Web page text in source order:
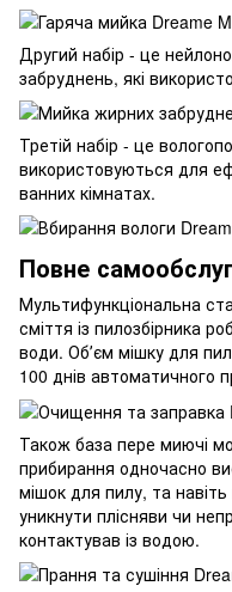
Другий набір - це
забруднень, які
Третій набір - це
використовуються для
ванних кімнатах.
Повне
Мультифункціональна
сміття із пилозбірника
води. Обʼєм мішку для
100 днів автоматичного
Також база пере миючі
прибирання одночасно
мішок для пилу, та
уникнути плісняви чи
контактував із водою.